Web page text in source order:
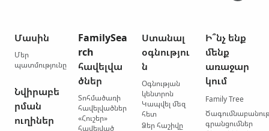
Մասին
Մեր
պատմությունը
Նվիրաբե
րման
ուղիներ
FamilySea
rch
հավելվա
ծներ
Տոհմածառի
հավելվածներ
«Հուշեր»
հավելված
Ստանալ
օգնությու
ն
Օգնության
կենտրոն
Կապվել մեզ
հետ
Ձեր հաշիվը
Ի՞նչ ենք
մենք
առաջար
կում
Family Tree
գրանցումներ